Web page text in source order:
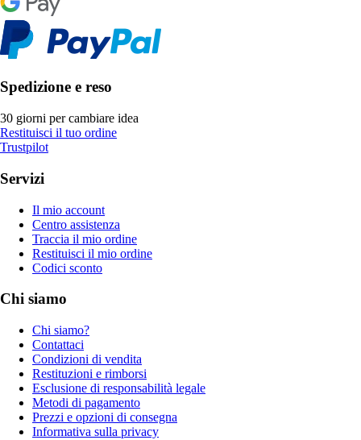
Spedizione e reso
30 giorni per cambiare idea
Restituisci il tuo ordine
Trustpilot
Servizi
Il mio account
Centro assistenza
Traccia il mio ordine
Restituisci il mio ordine
Codici sconto
Chi siamo
Chi siamo?
Contattaci
Condizioni di vendita
Restituzioni e rimborsi
Esclusione di responsabilità legale
Metodi di pagamento
Prezzi e opzioni di consegna
Informativa sulla privacy